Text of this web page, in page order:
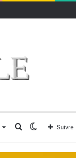
Suivre
Switch
Rechercher